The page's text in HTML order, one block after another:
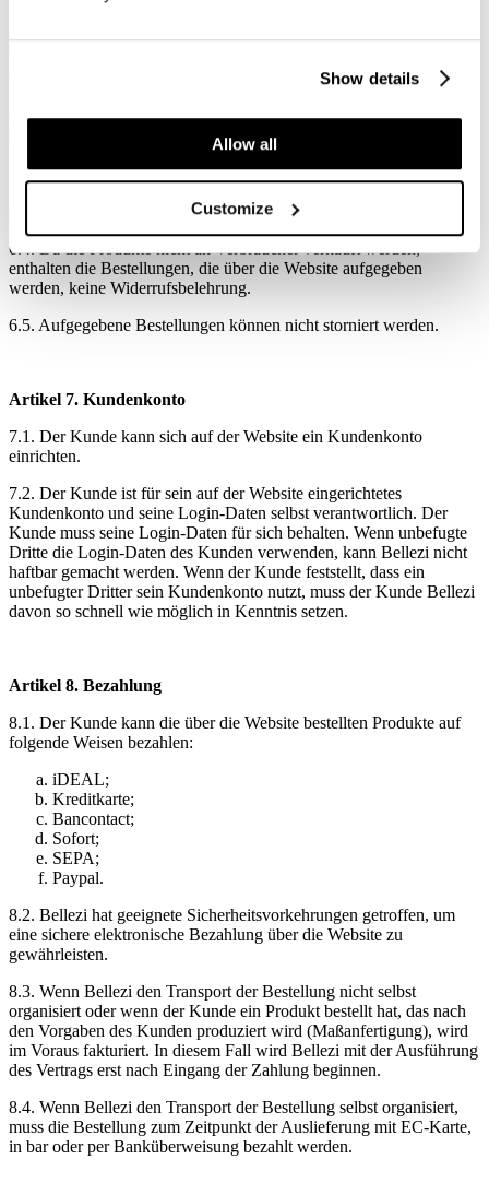
Show details
Allow all
Customize
6.2. Der Vertrag kann über die Website erst dann zustande kommen,
er mit diesen allgemeinen Geschäftsbedingungen einverstanden ist.
Mail. Diese Bestätigungsmail enthält die Bestellnummer und die
übrigen Daten zur Bestellung des Kunden. Wenn der Kunde keine
6.4. Da die Produkte nicht an Verbraucher verkauft werden,
enthalten die Bestellungen, die über die Website aufgegeben
werden, keine Widerrufsbelehrung.
6.5. Aufgegebene Bestellungen können nicht storniert werden.
Artikel 7. Kundenkonto
7.1. Der Kunde kann sich auf der Website ein Kundenkonto
einrichten.
7.2. Der Kunde ist für sein auf der Website eingerichtetes
Kundenkonto und seine Login-Daten selbst verantwortlich. Der
Kunde muss seine Login-Daten für sich behalten. Wenn unbefugte
Dritte die Login-Daten des Kunden verwenden, kann Bellezi nicht
haftbar gemacht werden. Wenn der Kunde feststellt, dass ein
unbefugter Dritter sein Kundenkonto nutzt, muss der Kunde Bellezi
davon so schnell wie möglich in Kenntnis setzen.
Artikel 8. Bezahlung
8.1. Der Kunde kann die über die Website bestellten Produkte auf
folgende Weisen bezahlen:
iDEAL;
Kreditkarte;
Bancontact;
Sofort;
SEPA;
Paypal.
8.2. Bellezi hat geeignete Sicherheitsvorkehrungen getroffen, um
eine sichere elektronische Bezahlung über die Website zu
gewährleisten.
8.3. Wenn Bellezi den Transport der Bestellung nicht selbst
organisiert oder wenn der Kunde ein Produkt bestellt hat, das nach
den Vorgaben des Kunden produziert wird (Maßanfertigung), wird
im Voraus fakturiert. In diesem Fall wird Bellezi mit der Ausführung
des Vertrags erst nach Eingang der Zahlung beginnen.
8.4. Wenn Bellezi den Transport der Bestellung selbst organisiert,
muss die Bestellung zum Zeitpunkt der Auslieferung mit EC-Karte,
in bar oder per Banküberweisung bezahlt werden.